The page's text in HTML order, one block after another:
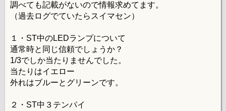
調べても記載がないので情報求めてます。
（過去ログでていたらスイマセン）
１・ST中のLEDランプについて
通常時と同じ信頼でしょうか？
1/3でしか当たりませんでした。
当たりはイエロー
外れはブルーとグリーンです。
２・ST中３テンパイ